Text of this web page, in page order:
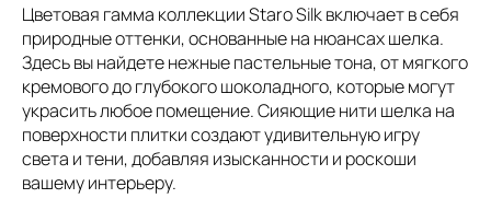
Цветовая гамма коллекции Staro Silk включает в себя
природные оттенки, основанные на нюансах шелка.
Здесь вы найдете нежные пастельные тона, от мягкого
кремового до глубокого шоколадного, которые могут
украсить любое помещение. Сияющие нити шелка на
поверхности плитки создают удивительную игру
света и тени, добавляя изысканности и роскоши
вашему интерьеру.